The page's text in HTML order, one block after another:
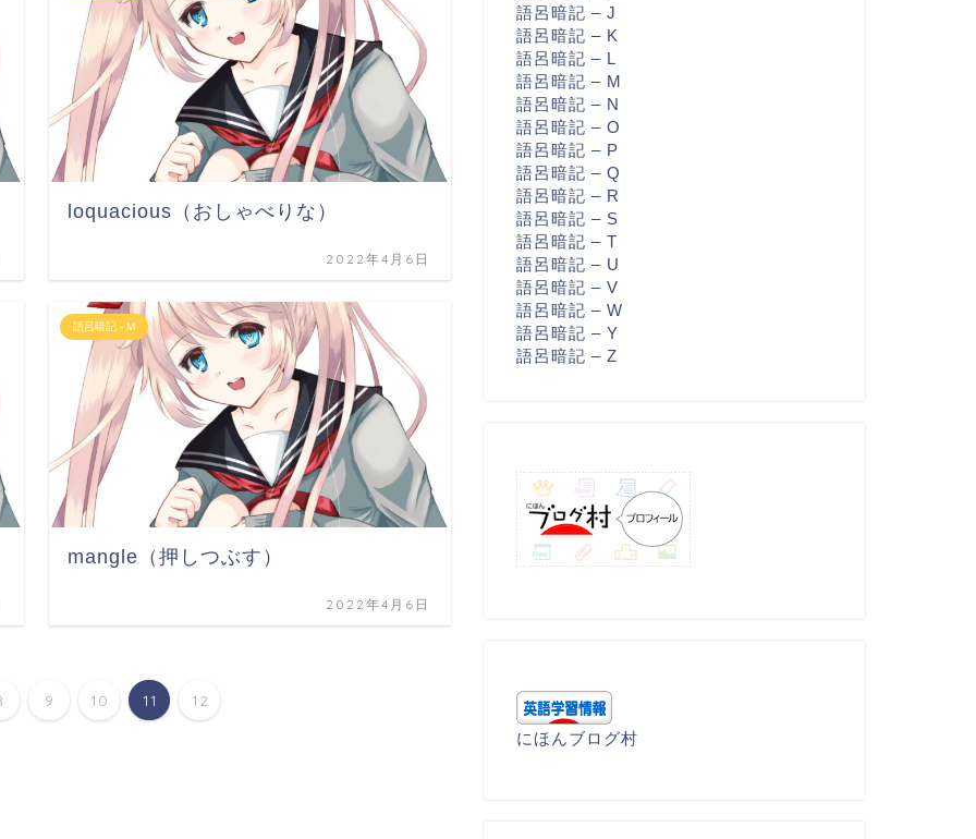
loquacious（おしゃべりな）
2022年4月6日
語呂暗記 - M
mangle（押しつぶす）
2022年4月6日
9 10 11 12
語呂暗記 – J
語呂暗記 – K
語呂暗記 – L
語呂暗記 – M
語呂暗記 – N
語呂暗記 – O
語呂暗記 – P
語呂暗記 – Q
語呂暗記 – R
語呂暗記 – S
語呂暗記 – T
語呂暗記 – U
語呂暗記 – V
語呂暗記 – W
語呂暗記 – Y
語呂暗記 – Z
にほんブログ村